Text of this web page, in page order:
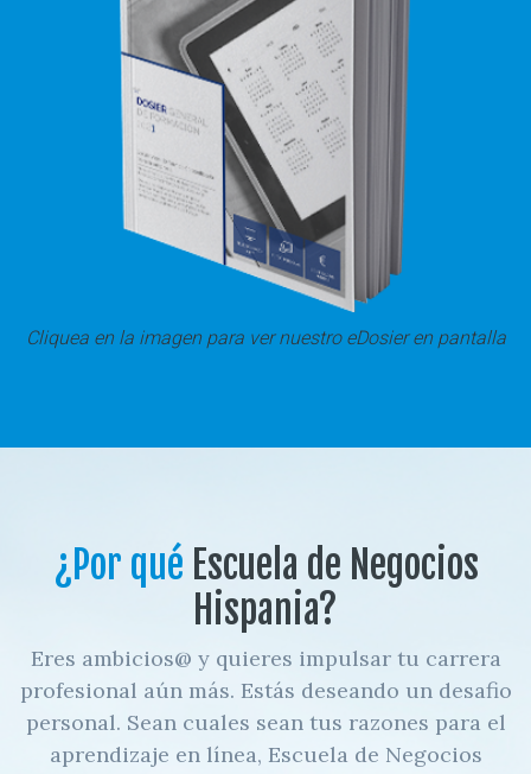
Cliquea en la imagen para ver nuestro eDosier en pantalla
¿Por qué Escuela de Negocios
Hispania?
Eres ambicios@ y quieres impulsar tu carrera
profesional aún más. Estás deseando un desafio
personal. Sean cuales sean tus razones para el
aprendizaje en línea, Escuela de Negocios